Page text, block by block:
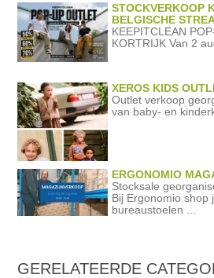
STOCKVERKOOP
BELGISCHE
KEEPITCLEAN
KORTRIJK Van 2
XEROS KIDS
Outlet verkoop
van baby- en
ERGONOMIO
Stocksale
Bij Ergonomio shop
bureaustoelen ...
GERELATEERDE